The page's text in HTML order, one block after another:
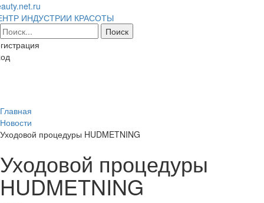
ИНДУСТРИИ КРАСОТЫ
Главная
Новости
Уходовой процедуры HUDMETNING
Уходовой процедуры
HUDMETNING